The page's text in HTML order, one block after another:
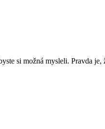
si možná mysleli. Pravda je,